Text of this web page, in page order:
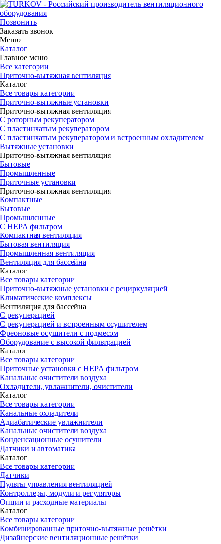
Позвонить
Заказать звонок
Меню
Каталог
Главное меню
Все категории
Приточно-вытяжная вентиляция
Каталог
Все товары категории
Приточно-вытяжные установки
Приточно-вытяжная вентиляция
С роторным рекуператором
С пластинчатым рекуператором
С пластинчатым рекуператором и встроенным охладителем
Вытяжные установки
Приточно-вытяжная вентиляция
Бытовые
Промышленные
Приточные установки
Приточно-вытяжная вентиляция
Компактные
Бытовые
Промышленные
С HEPA фильтром
Компактная вентиляция
Бытовая вентиляция
Промышленная вентиляция
Вентиляция для бассейна
Каталог
Все товары категории
Приточно-вытяжные установки с рециркуляцией
Климатические комплексы
Вентиляция для бассейна
С рекуперацией
С рекуперацией и встроенным осушителем
Фреоновые осушители с подмесом
Оборудование с высокой фильтрацией
Каталог
Все товары категории
Приточные установки c HEPA фильтром
Канальные очистители воздуха
Охладители, увлажнители, очистители
Каталог
Все товары категории
Канальные охладители
Адиабатические увлажнители
Канальные очистители воздуха
Конденсационные осушители
Датчики и автоматика
Каталог
Все товары категории
Датчики
Пульты управления вентиляцией
Контроллеры, модули и регуляторы
Опции и расходные материалы
Каталог
Все товары категории
Комбинированные приточно-вытяжные решётки
Дизайнерские вентиляционные решётки